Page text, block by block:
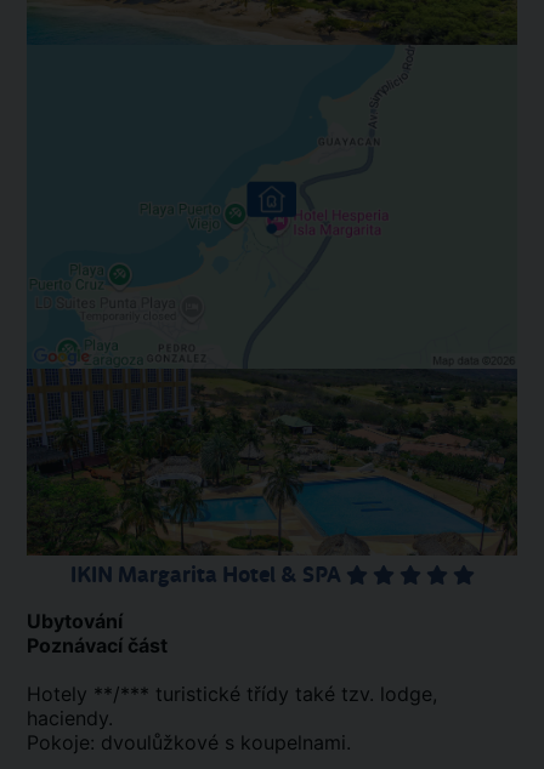
IKIN Margarita Hotel & SPA
Ubytování
Poznávací část
Hotely **/*** turistické třídy také tzv. lodge,
haciendy.
Pokoje: dvoulůžkové s koupelnami.